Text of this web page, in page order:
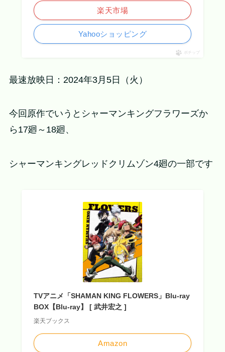
楽天市場
Yahooショッピング
ポチップ
最速放映日：2024年3月5日（火）
今回原作でいうとシャーマンキングフラワーズか
ら17廻～18廻、
シャーマンキングレッドクリムゾン4廻の一部です
TVアニメ「SHAMAN KING FLOWERS」Blu-ray
BOX【Blu-ray】 [ 武井宏之 ]
楽天ブックス
Amazon